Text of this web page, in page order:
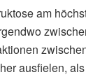
am
ausfielen,